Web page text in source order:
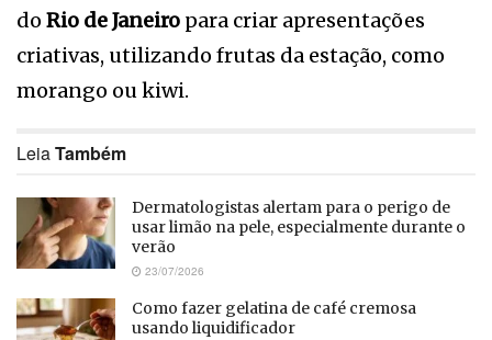
do Rio de Janeiro para criar apresentações
criativas, utilizando frutas da estação, como
morango ou kiwi.
LeiaTambém
Dermatologistas alertam para o perigo de
usar limão na pele, especialmente durante o
verão
23/07/2026
Como fazer gelatina de café cremosa
usando liquidificador